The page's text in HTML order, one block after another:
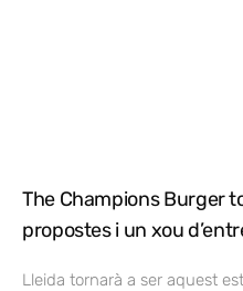
The Champions Burger
propostes i un xou
Lleida tornarà a ser aquest